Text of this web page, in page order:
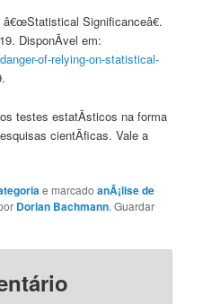
Significanceâ€.
DisponÃ­vel em:
of-relying-on-statistical-
testes estatÃ­sticos na forma
cientÃ­ficas. Vale a
e marcadoanÃ¡lise de
Dorian Bachmann. Guardar